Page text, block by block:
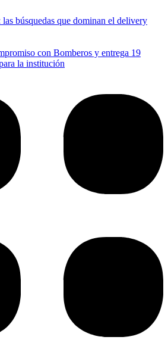
búsquedas que dominan el delivery
con Bomberos y entrega 19
la institución